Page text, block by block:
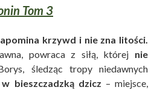
Tom 3
krzywd i nie zna litości.
powraca z siłą, której nie
śledząc tropy niedawnych
w bieszczadzką dzicz – miejsce,